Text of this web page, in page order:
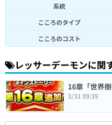
系統
こころのタイプ
こころのコスト
レッサーデーモンに関
16章「世界樹
3/31 09:39